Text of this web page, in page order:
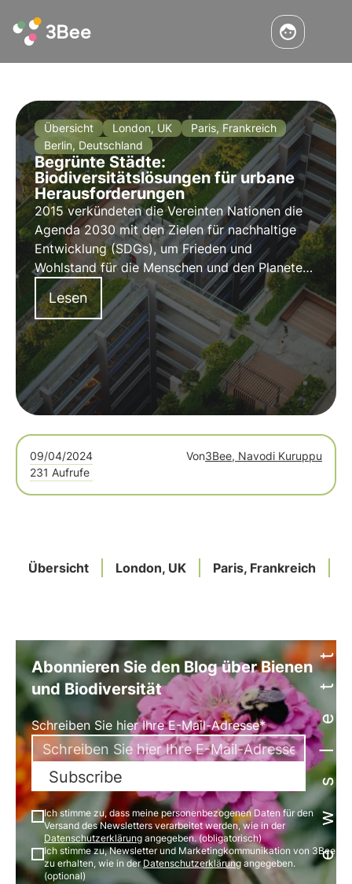
Übersicht London, UK
Paris, Frankreich
Berlin, Deutschland
Begrünte Städte:
Biodiversitätslösungen für urbane
Herausforderungen
2015 verkündeten die Vereinten Nationen die
Agenda 2030 mit den Zielen für nachhaltige
Entwicklung (SDGs), um Frieden und
Wohlstand für die Menschen und den Planeten
zu sichern. Unter diesen Zielen ist SDG11 das
Ziel, das sich auf die Umwandlung von Städten
in nachhaltige Einheiten und die
Gewährleistung ihrer Koexistenz mit unseren
Ökosystemen konzentriert.
Lesen
09/04/2024 Von3Bee, Navodi Kuruppu
231 Aufrufe
Übersicht London, UK Paris, FrankreichNewsletter
Abonnieren Sie den Blog über Bienen
und Biodiversität
Schreiben Sie hier Ihre E-Mail-Adresse*
Subscribe
Ich stimme zu, dass meine personenbezogenen Daten für den
Versand des Newsletters verarbeitet werden, wie in der
Datenschutzerklärung angegeben. (obligatorisch)
Ich stimme zu, Newsletter und Marketingkommunikation von 3Bee
zu erhalten, wie in derDatenschutzerklärungangegeben.
(optional)